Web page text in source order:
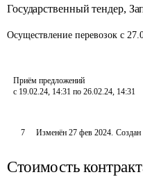
Государственный тендер,
Осуществление перевозок с
Приём предложений
с 19.02.24, 14:31 по 26.02.24, 14:31
7 Изменён 27 фев 2024. Создан
Стоимость